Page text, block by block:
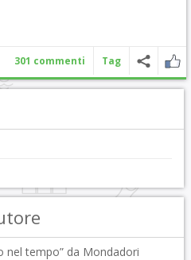
301 commenti Tag
nel tempo” da Mondadori